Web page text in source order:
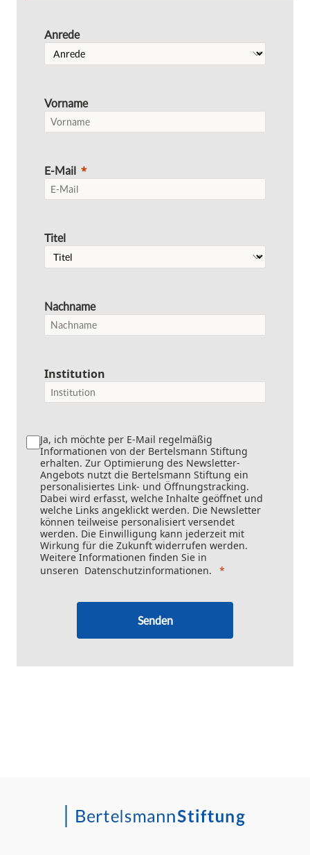
Anrede
Vorname
E-Mail
Titel
Nachname
Institution
Ja, ich möchte per E-Mail regelmäßig
Informationen von der Bertelsmann Stiftung
erhalten. Zur Optimierung des Newsletter-
Angebots nutzt die Bertelsmann Stiftung ein
personalisiertes Link- und Öffnungstracking.
Dabei wird erfasst, welche Inhalte geöffnet und
welche Links angeklickt werden. Die Newsletter
können teilweise personalisiert versendet
werden. Die Einwilligung kann jederzeit mit
Wirkung für die Zukunft widerrufen werden.
Weitere Informationen finden Sie in
unseren Datenschutzinformationen.
Senden